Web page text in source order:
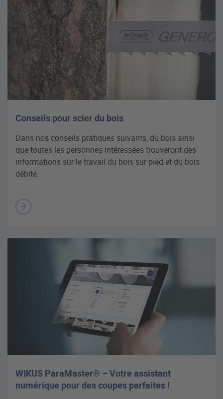
Conseils pour scier du bois
Dans nos conseils pratiques suivants, du bois ainsi
que toutes les personnes intéressées trouveront des
informations sur le travail du bois sur pied et du bois
débité.
WIKUS ParaMaster® – Votre assistant
numérique pour des coupes parfaites !